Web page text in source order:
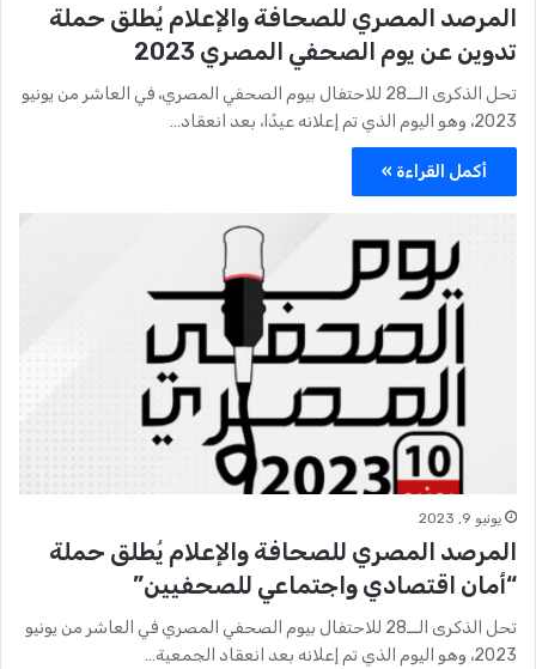
المرصد المصري للصحافة والإعلام يُطلق حملة
تدوين عن يوم الصحفي المصري 2023
تحل الذكرى الــ28 للاحتفال بيوم الصحفي المصري، في العاشر من يونيو
2023، وهو اليوم الذي تم إعلانه عيدًا، بعد انعقاد…
أكمل القراءة »
يونيو 9, 2023
المرصد المصري للصحافة والإعلام يُطلق حملة
“أمان اقتصادي واجتماعي للصحفيين”
تحل الذكرى الــ28 للاحتفال بيوم الصحفي المصري في العاشر من يونيو
2023، وهو اليوم الذي تم إعلانه بعد انعقاد الجمعية…